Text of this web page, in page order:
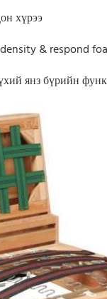
хүрээ
& respond
янз бүрийн